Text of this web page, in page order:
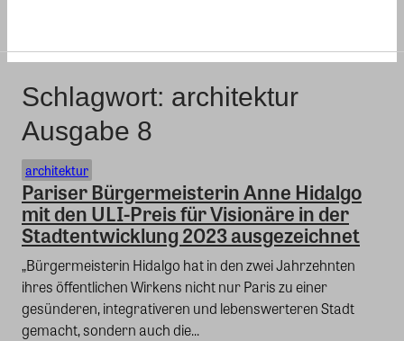
Schlagwort: architektur
Ausgabe 8
architektur
Pariser Bürgermeisterin Anne Hidalgo
mit den ULI-Preis für Visionäre in der
Stadtentwicklung 2023 ausgezeichnet
„Bürgermeisterin Hidalgo hat in den zwei Jahrzehnten
ihres öffentlichen Wirkens nicht nur Paris zu einer
gesünderen, integrativeren und lebenswerteren Stadt
gemacht, sondern auch die...